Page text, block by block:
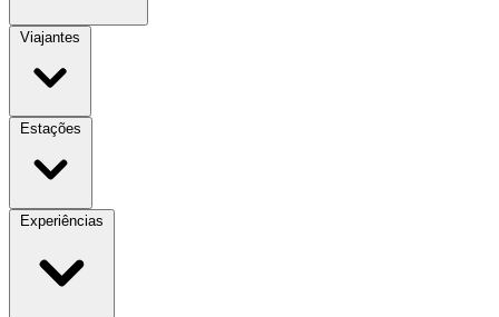
Viajantes
Estações
Experiências